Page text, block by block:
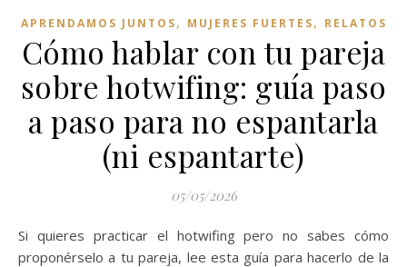
APRENDAMOS JUNTOS, MUJERES FUERTES, RELATOS
Cómo hablar con tu pareja
sobre hotwifing: guía paso
a paso para no espantarla
(ni espantarte)
05/05/2026
Si quieres practicar el hotwifing pero no sabes cómo
proponérselo a tu pareja, lee esta guía para hacerlo de la